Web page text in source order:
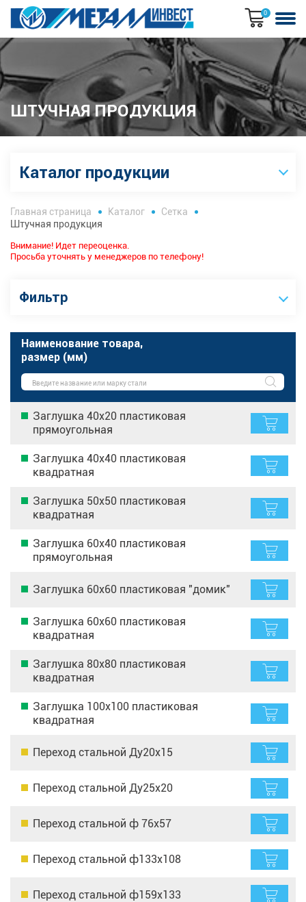
0
ШТУЧНАЯ ПРОДУКЦИЯ
Каталог продукции
Главная страница Каталог
Сетка
Штучная продукция
Внимание! Идет переоценка.
Просьба уточнять у менеджеров по телефону!
Фильтр
Наименование товара,
размер (мм)
Заглушка 40х20 пластиковая
прямоугольная
Заглушка 40х40 пластиковая
квадратная
Заглушка 50х50 пластиковая
квадратная
Заглушка 60х40 пластиковая
прямоугольная
Заглушка 60х60 пластиковая "домик"
Заглушка 60х60 пластиковая
квадратная
Заглушка 80х80 пластиковая
квадратная
Заглушка 100х100 пластиковая
квадратная
Переход стальной Ду20х15
Переход стальной Ду25х20
Переход стальной ф 76х57
Переход стальной ф133х108
Переход стальной ф159х133